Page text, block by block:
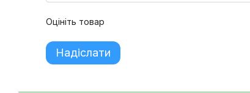
Оцініть товар
Надіслати